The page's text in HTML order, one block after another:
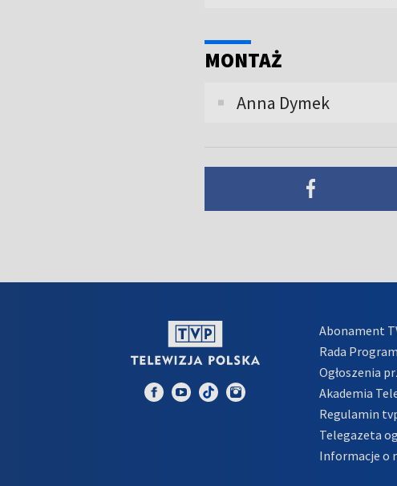
MONTAŻ
Anna Dymek
Abonament
Rada
Ogłoszenia
Akademia
Regulamin
Telegazeta
Informacje o